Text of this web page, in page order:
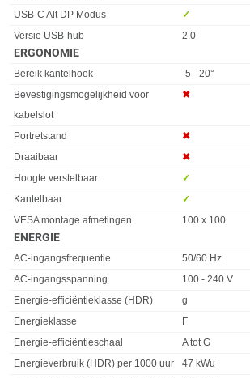
USB-C Alt DP Modus
✓︎
Versie USB-hub
2.0
ERGONOMIE
Eigenschap Waarde
Bereik kantelhoek
-5 - 20°
Bevestigingsmogelijkheid voor
kabelslot
✖︎
Portretstand
✖︎
Draaibaar
✖︎
Hoogte verstelbaar
✓︎
Kantelbaar
✓︎
VESA montage afmetingen
100 x 100
ENERGIE
Eigenschap Waarde
AC-ingangsfrequentie
50/60 Hz
AC-ingangsspanning
100 - 240 V
Energie-efficiëntieklasse (HDR)
g
Energieklasse
F
Energie-efficiëntieschaal
A tot G
Energieverbruik (HDR) per 1000 uur
47 kWu